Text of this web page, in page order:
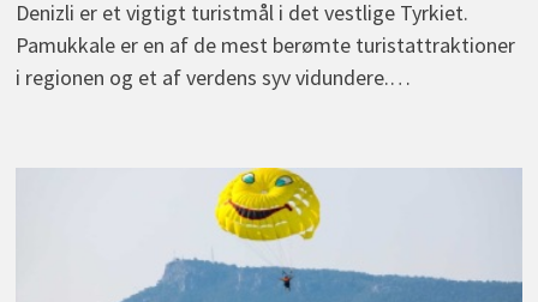
Denizli er et vigtigt turistmål i det vestlige Tyrkiet.
Pamukkale er en af de mest berømte turistattraktioner
i regionen og et af verdens syv vidundere.…